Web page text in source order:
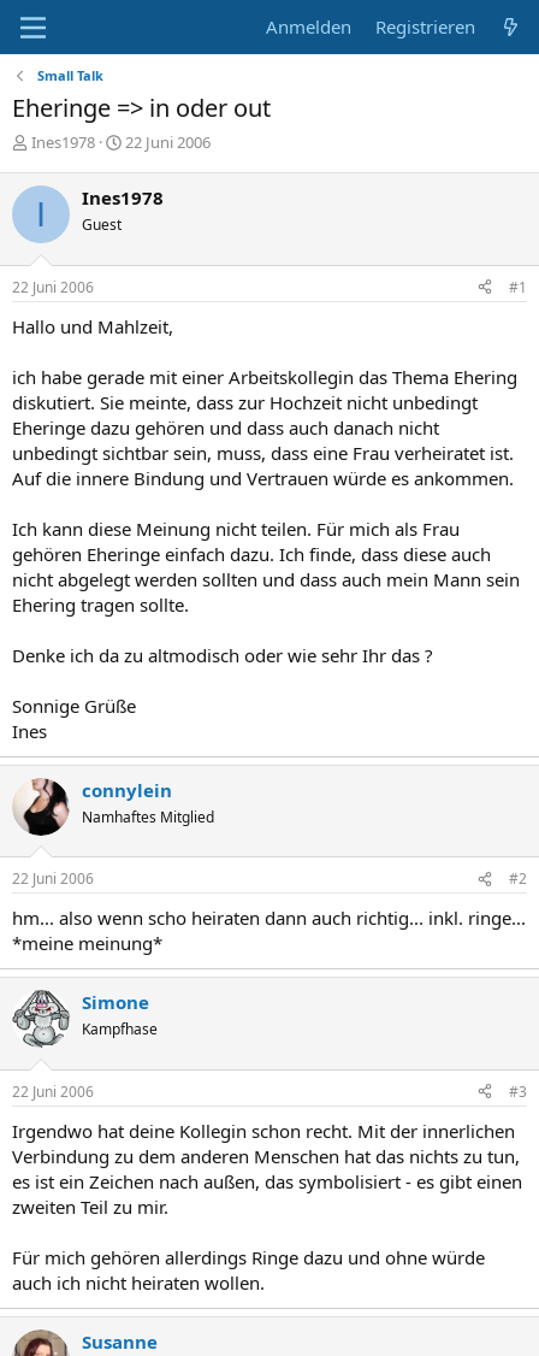
Anmelden Registrieren
Small Talk
Eheringe => in oder out
E
s
l
l
e
Ines1978
E
t
l
m
22 Juni 2006
I Ines1978
Guest
22 Juni 2006 #1
Hallo und Mahlzeit,
ich habe gerade mit einer Arbeitskollegin das Thema Ehering
diskutiert. Sie meinte, dass zur Hochzeit nicht unbedingt
Eheringe dazu gehören und dass auch danach nicht
unbedingt sichtbar sein, muss, dass eine Frau verheiratet ist.
Auf die innere Bindung und Vertrauen würde es ankommen.
Ich kann diese Meinung nicht teilen. Für mich als Frau
gehören Eheringe einfach dazu. Ich finde, dass diese auch
nicht abgelegt werden sollten und dass auch mein Mann sein
Ehering tragen sollte.
Denke ich da zu altmodisch oder wie sehr Ihr das ?
Sonnige Grüße
Ines
connylein
Namhaftes Mitglied
22 Juni 2006 #2
hm... also wenn scho heiraten dann auch richtig... inkl. ringe...
*meine meinung*
Simone
Kampfhase
22 Juni 2006 #3
Irgendwo hat deine Kollegin schon recht. Mit der innerlichen
Verbindung zu dem anderen Menschen hat das nichts zu tun,
es ist ein Zeichen nach außen, das symbolisiert - es gibt einen
zweiten Teil zu mir.
Für mich gehören allerdings Ringe dazu und ohne würde
auch ich nicht heiraten wollen.
Susanne